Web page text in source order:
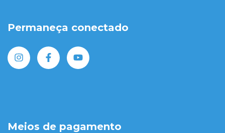
Permaneça conectado
Meios de pagamento